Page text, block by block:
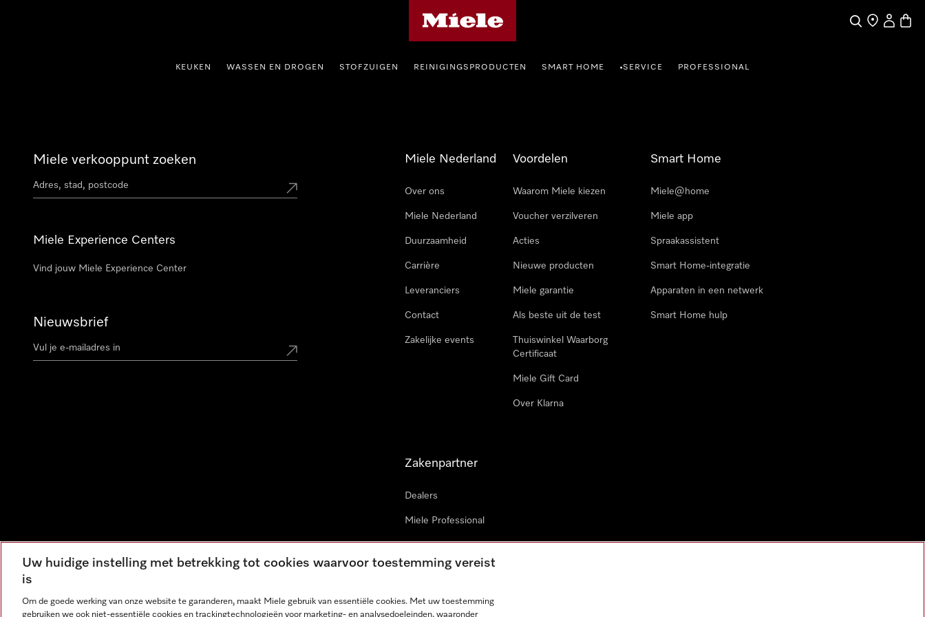
Wat zoek je?
Dealer zoeken
Mijn
KEUKEN WASSEN EN DROGEN STOFZUIGEN REINIGINGSPRODUCTEN SMART HOME •SERVICE PROFESSIONAL
Miele verkooppunt zoeken
Miele Experience Centers
Vind jouw Miele Experience Center
Nieuwsbrief
Miele Nederland
Over ons
Miele Nederland
Duurzaamheid
Carrière
Leveranciers
Contact
Zakelijke events
Voordelen
Waarom Miele kiezen
Voucher verzilveren
Acties
Nieuwe producten
Miele garantie
Als beste uit de test
Thuiswinkel Waarborg
Certificaat
Miele Gift Card
Over Klarna
Smart Home
Miele@home
Miele app
Spraakassistent
Smart Home-integratie
Apparaten in een netwerk
Smart Home hulp
Zakenpartner
Dealers
Miele Professional
Miele in projecten
Miele Marine
Uw huidige instelling met betrekking tot cookies waarvoor toestemming vereist
is
Om de goede werking van onze website te garanderen, maakt Miele gebruik van essentiële cookies. Met uw toestemming
gebruiken we ook niet-essentiële cookies en trackingtechnologieën voor marketing- en analysedoeleinden, waaronder